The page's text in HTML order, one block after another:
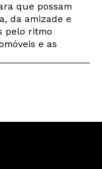
que possam
da amizade e
pelo ritmo
e as